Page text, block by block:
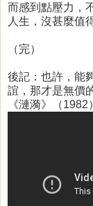
而感到點壓力，
人生，沒甚麼值
（完）
後記：也許，能
誼，那才是無價
《漣漪》（1982